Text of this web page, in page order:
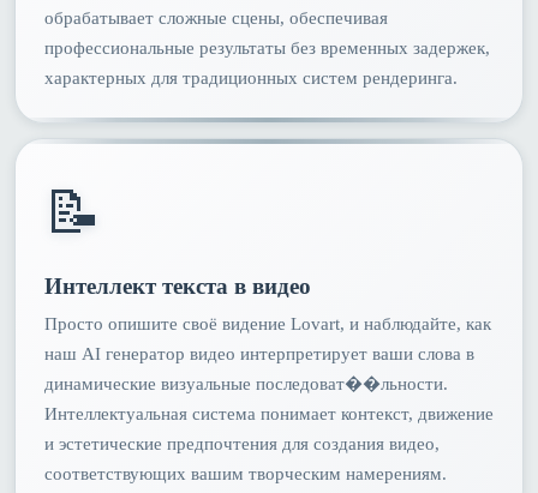
обрабатывает сложные сцены, обеспечивая
профессиональные результаты без временных задержек,
характерных для традиционных систем рендеринга.
📝
Интеллект текста в видео
Просто опишите своё видение Lovart, и наблюдайте, как
наш AI генератор видео интерпретирует ваши слова в
динамические визуальные последоват��льности.
Интеллектуальная система понимает контекст, движение
и эстетические предпочтения для создания видео,
соответствующих вашим творческим намерениям.